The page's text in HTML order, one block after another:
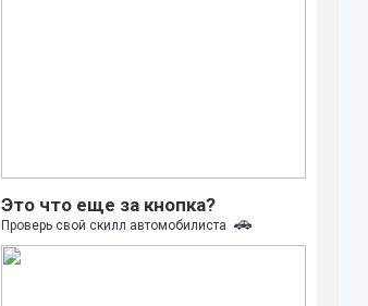
Это что еще за кнопка?
Проверь свой скилл автомобилиста 🚗